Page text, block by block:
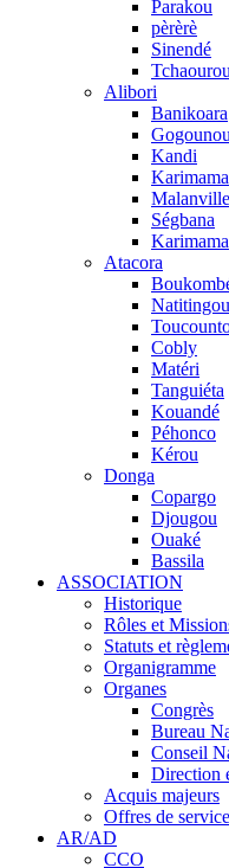
Parakou
pèrèrè
Sinendé
Tchaourou
Alibori
Banikoara
Gogounou
Kandi
Karimama
Malanville
Ségbana
Karimama
Atacora
Natitingou
Cobly
Matéri
Tanguiéta
Kouandé
Péhonco
Kérou
Donga
Copargo
Djougou
Ouaké
Bassila
ASSOCIATION
Historique
Rôles et
Statuts et
Organigramme
Organes
Congrès
Bureau
Conseil
Direction
Acquis majeurs
Offres de
AR/AD
CCO